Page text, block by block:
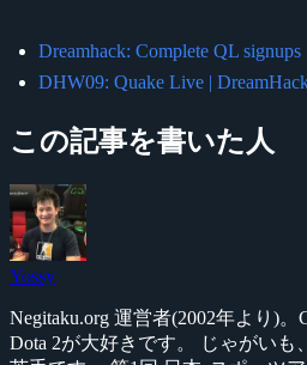
Dreamhack: Complete QL signups
DHW09: Quake Live |
この記事を書いた人
Yossy
Negitaku.org 運営者(2002年より)。
Dota 2が大好きです。 じゃがい